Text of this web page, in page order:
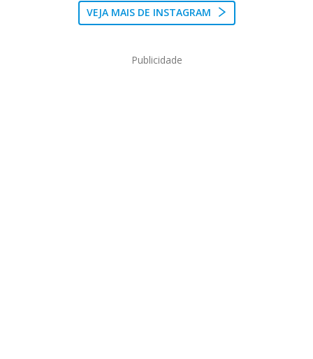
VEJA MAIS DE INSTAGRAM
Publicidade